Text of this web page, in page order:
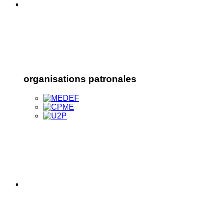
organisations patronales